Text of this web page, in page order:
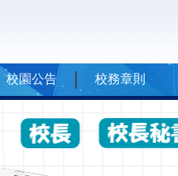
校園公告 校務章則